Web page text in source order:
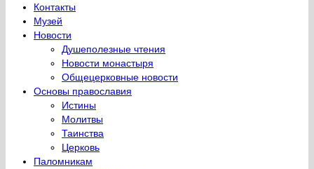
Контакты
Музей
Новости
Душеполезные чтения
Новости монастыря
Общецерковные новости
Основы православия
Истины
Молитвы
Таинства
Церковь
Паломникам